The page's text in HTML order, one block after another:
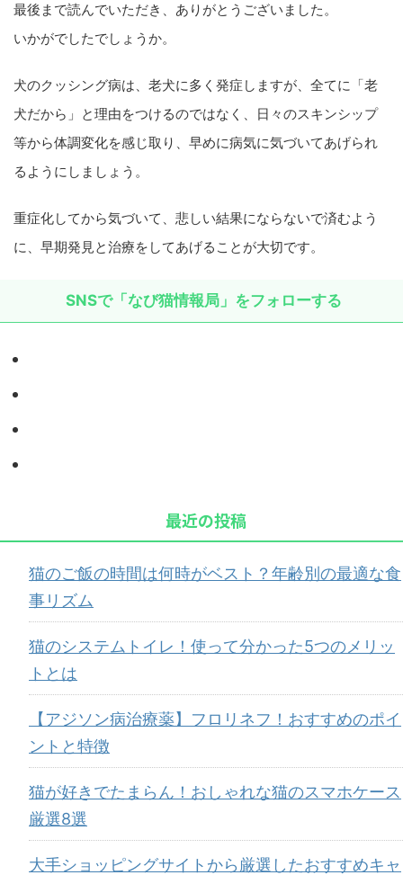
最後まで読んでいただき、ありがとうございました。
いかがでしたでしょうか。
犬のクッシング病は、老犬に多く発症しますが、全てに「老
犬だから」と理由をつけるのではなく、日々のスキンシップ
等から体調変化を感じ取り、早めに病気に気づいてあげられ
るようにしましょう。
重症化してから気づいて、悲しい結果にならないで済むよう
に、早期発見と治療をしてあげることが大切です。
SNSで「なび猫情報局」をフォローする
最近の投稿
猫のご飯の時間は何時がベスト？年齢別の最適な食
事リズム
猫のシステムトイレ！使って分かった5つのメリッ
トとは
【アジソン病治療薬】フロリネフ！おすすめのポイ
ントと特徴
猫が好きでたまらん！おしゃれな猫のスマホケース
厳選8選
大手ショッピングサイトから厳選したおすすめキャ